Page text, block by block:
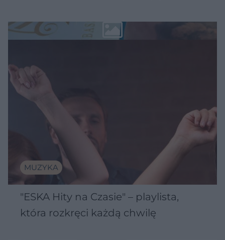
MUZYKA
"ESKA Hity na Czasie" – playlista,
która rozkręci każdą chwilę